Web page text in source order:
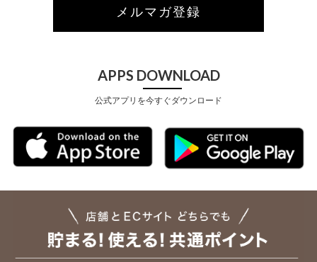
メルマガ登録
APPS DOWNLOAD
公式アプリを今すぐダウンロード